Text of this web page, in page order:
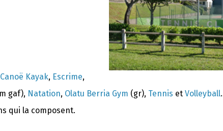
Canoë Kayak, Escrime,
gaf), Natation, Olatu Berria Gym (gr), Tennis et Volleyball.
qui la composent.